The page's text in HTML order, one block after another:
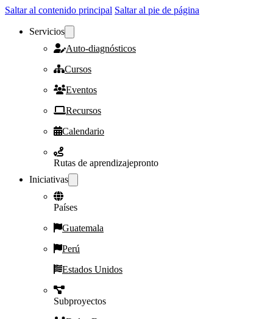
Saltar al contenido principal Saltar al pie de página
Servicios
Auto-diagnósticos
Cursos
Eventos
Recursos
Calendario
Rutas de aprendizajepronto
Iniciativas
Países
Guatemala
Perú
Estados Unidos
Subproyectos